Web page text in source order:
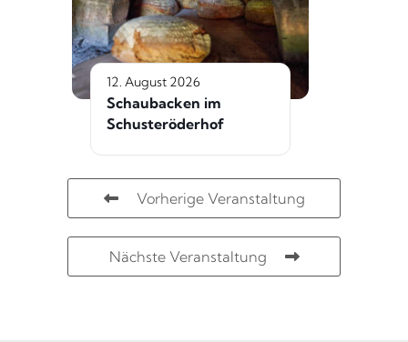
12. August 2026
Schaubacken im
Schusteröderhof
Vorherige Veranstaltung
Nächste Veranstaltung